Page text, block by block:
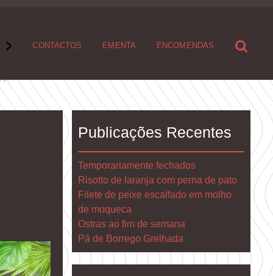
CONTACTOS EMENTA ENCOMENDAS
Publicações Recentes
Temporariamente fechados
Risotto de laranja com perna de pato
Filete de peixe escalfado em molho
de moqueca
Ostras ao fim de semana
Pá de Borrego Grelhada